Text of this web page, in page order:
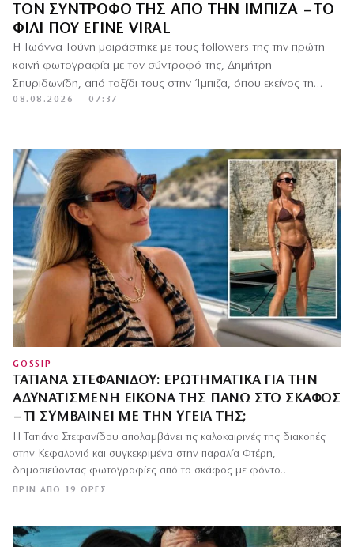
ΤΟΝ ΣΎΝΤΡΟΦΌ ΤΗΣ ΑΠΌ ΤΗΝ ΊΜΠΙΖΑ – ΤΟ
ΦΙΛΊ ΠΟΥ ΈΓΙΝΕ VIRAL
Η Ιωάννα Τούνη μοιράστηκε με τους followers της την πρώτη
κοινή φωτογραφία με τον σύντροφό της, Δημήτρη
Σπυριδωνίδη, από ταξίδι τους στην Ίμπιζα, όπου εκείνος τη…
08.08.2026 — 07:37
GOSSIP
ΤΑΤΙΆΝΑ ΣΤΕΦΑΝΊΔΟΥ: ΕΡΩΤΗΜΑΤΙΚΆ ΓΙΑ ΤΗΝ
ΑΔΥΝΑΤΙΣΜΈΝΗ ΕΙΚΌΝΑ ΤΗΣ ΠΆΝΩ ΣΤΟ ΣΚΆΦΟΣ
– ΤΙ ΣΥΜΒΑΊΝΕΙ ΜΕ ΤΗΝ ΥΓΕΊΑ ΤΗΣ;
ΠΡΙΝ ΑΠΌ 19 ΏΡΕΣ
Η Τατιάνα Στεφανίδου απολαμβάνει τις καλοκαιρινές της διακοπές
στην Κεφαλονιά και συγκεκριμένα στην παραλία Φτέρη,
δημοσιεύοντας φωτογραφίες από το σκάφος με φόντο…